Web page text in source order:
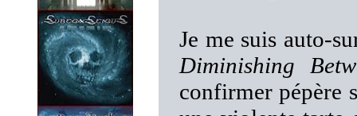
Je me suis auto-
Diminishing
confirmer pépère